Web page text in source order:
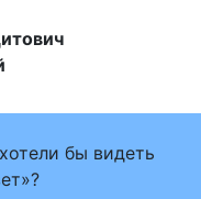
бы видеть